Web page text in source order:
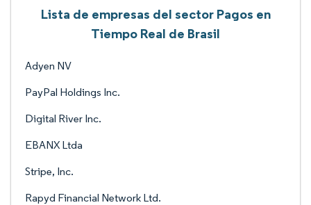
Lista de empresas del sector Pagos en
Tiempo Real de Brasil
Adyen NV
PayPal Holdings Inc.
Digital River Inc.
EBANX Ltda
Stripe, Inc.
Rapyd Financial Network Ltd.